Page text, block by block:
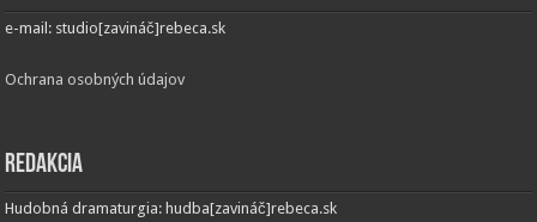
e-mail: studio[zavináč]rebeca.sk
Ochrana osobných údajov
Redakcia
Hudobná dramaturgia: hudba[zavináč]rebeca.sk